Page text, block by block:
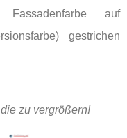
auf
gestrichen
zu vergrößern!